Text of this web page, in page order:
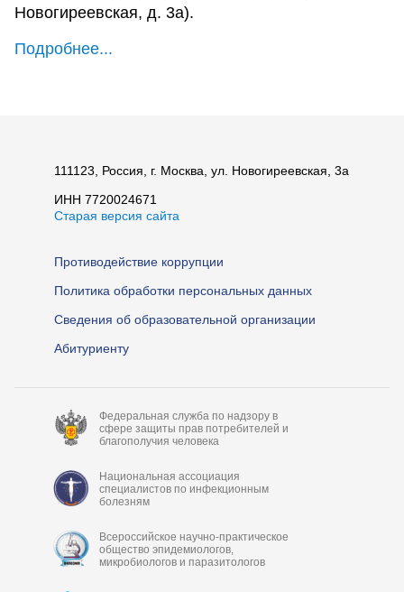
Новогиреевская, д. 3а).
Подробнее...
111123, Россия, г. Москва, ул. Новогиреевская, 3а
ИНН 7720024671
Старая версия сайта
Противодействие коррупции
Политика обработки персональных данных
Сведения об образовательной организации
Абитуриенту
Федеральная служба по надзору в
сфере защиты прав потребителей и
благополучия человека
Национальная ассоциация
специалистов по инфекционным
болезням
Всероссийское научно-практическое
общество эпидемиологов,
микробиологов и паразитологов